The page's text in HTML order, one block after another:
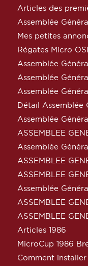
Articles des
Assemblée
Mes petites
Régates Micro
Assemblée
Assemblée
Assemblée
Détail Assemblée
Assemblée
ASSEMBLEE
Assemblée
ASSEMBLEE
ASSEMBLEE
Assemblée
ASSEMBLEE
ASSEMBLEE
Articles 1986
MicroCup 1986
Comment